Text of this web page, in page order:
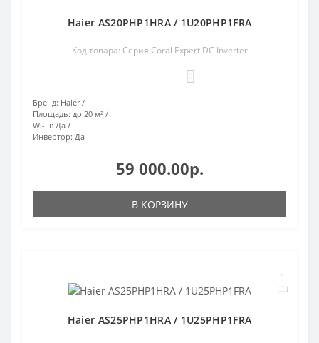
Haier AS20PHP1HRA / 1U20PHP1FRA
Код товара: Серия Coral Expert DC Inverter
Бренд: Haier
Площадь: до 20 м²
Wi-Fi: Да
Инвертор: Да
59 000.00р.
В КОРЗИНУ
Haier AS25PHP1HRA / 1U25PHP1FRA